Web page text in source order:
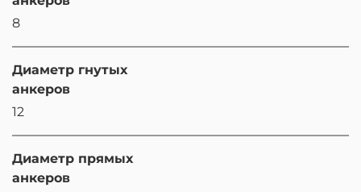
8
Диаметр гнутых
анкеров
12
Диаметр прямых
анкеров